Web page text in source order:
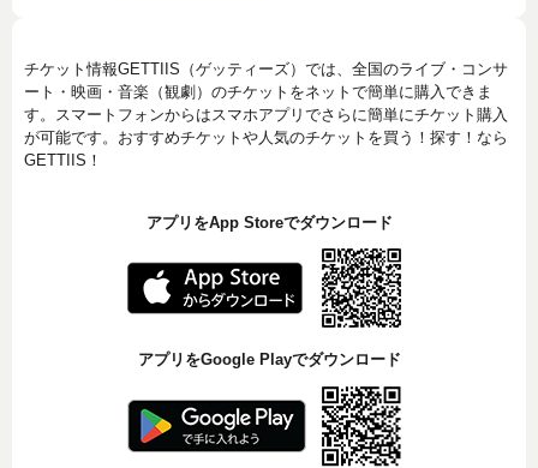
チケット情報GETTIIS（ゲッティーズ）では、全国のライブ・コンサ
ート・映画・音楽（観劇）のチケットをネットで簡単に購入できま
す。スマートフォンからはスマホアプリでさらに簡単にチケット購入
が可能です。おすすめチケットや人気のチケットを買う！探す！なら
GETTIIS！
アプリをApp Storeでダウンロード
アプリをGoogle Playでダウンロード